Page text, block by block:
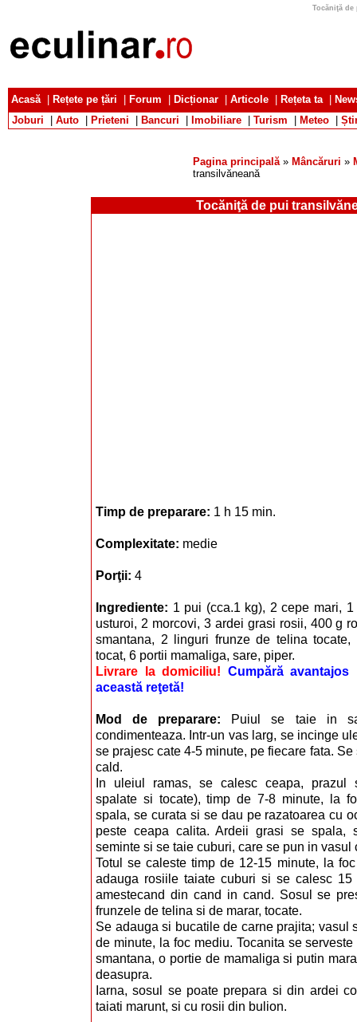
Tocăniţă de
Acasă| Rețete pe țări Forum Dicționar Articole Rețeta ta|
Joburi
Auto Prieteni Bancuri Imobiliare Turism Meteo
Pagina principală» Mâncăruri »
transilvăneană
Tocăniţă de pui
Timp de preparare: 1 h 15 min.
Complexitate: medie
Porţii: 4
Ingrediente: 1 pui (cca.1 kg), 2 cepe mari,
usturoi, 2 morcovi, 3 ardei grasi rosii, 400 g
smantana, 2 linguri frunze de telina
tocat, 6 portii mamaliga, sare, piper.
Livrare la domiciliu! Cumpără avantajos
această reţetă!
Mod de preparare: Puiul se taie in
condimenteaza. Intr-un vas larg, se incinge
se prajesc cate 4-5 minute, pe fiecare fata.
cald.
In uleiul ramas, se calesc ceapa, prazul
spalate si tocate), timp de 7-8 minute, la
spala, se curata si se dau pe razatoarea cu
peste ceapa calita. Ardeii grasi se spala,
seminte si se taie cuburi, care se pun in vasul
Totul se caleste timp de 12-15 minute, la
adauga rosiile taiate cuburi si se calesc
amestecand din cand in cand. Sosul se
frunzele de telina si de marar, tocate.
Se adauga si bucatile de carne prajita; vasul
de minute, la foc mediu. Tocanita se
smantana, o portie de mamaliga si putin
deasupra.
Iarna, sosul se poate prepara si din ardei
taiati marunt, si cu rosii din bulion.